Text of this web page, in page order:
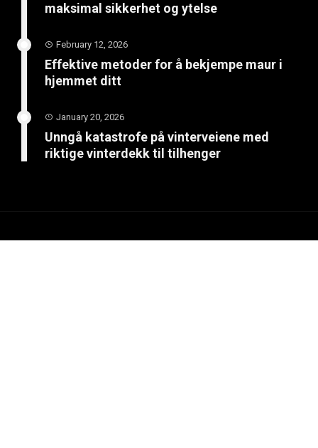
maksimal sikkerhet og ytelse
February 12, 2026
Effektive metoder for å bekjempe maur i
hjemmet ditt
January 20, 2026
Unngå katastrofe på vinterveiene med
riktige vinterdekk til tilhenger